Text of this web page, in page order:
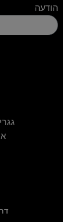
הודעה
דרך